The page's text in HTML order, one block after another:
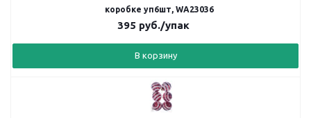
коробке уп6шт, WA23036
395 руб./упак
В корзину